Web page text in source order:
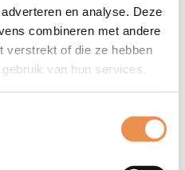
en analyse. Deze
combineren met andere
verstrekt of die ze hebben
van hun services.